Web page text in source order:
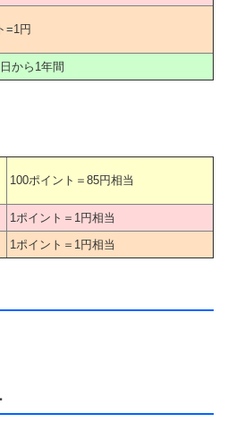
=1円
から1年間
100ポイント＝85円相当
1ポイント＝1円相当
1ポイント＝1円相当